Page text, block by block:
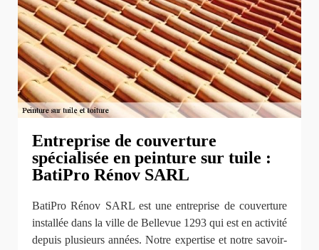
Entreprise de couverture
spécialisée en peinture sur tuile :
BatiPro Rénov SARL
BatiPro Rénov SARL est une entreprise de couverture
installée dans la ville de Bellevue 1293 qui est en activité
depuis plusieurs années. Notre expertise et notre savoir-